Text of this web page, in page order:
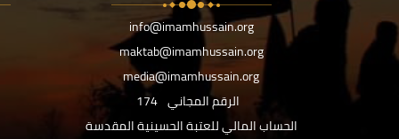
info@imamhussain.org
maktab@imamhussain.org
media@imamhussain.org
الرقم المجاني 174
الحساب المالي للعتبة الحسينية المقدسة